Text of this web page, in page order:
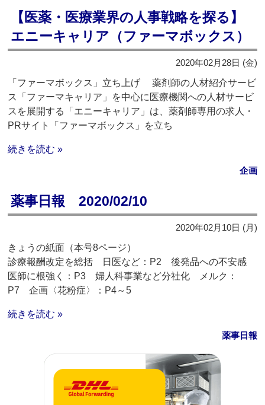
【医薬・医療業界の人事戦略を探る】
エニーキャリア（ファーマボックス）
2020年02月28日 (金)
「ファーマボックス」立ち上げ 薬剤師の人材紹介サービ
ス「ファーマキャリア」を中心に医療機関への人材サービ
スを展開する「エニーキャリア」は、薬剤師専用の求人・
PRサイト「ファーマボックス」を立ち
続きを読む »
企画
薬事日報 2020/02/10
2020年02月10日 (月)
きょうの紙面（本号8ページ）
診療報酬改定を総括 日医など：P2 後発品への不安感
医師に根強く：P3 婦人科事業など分社化 メルク：
P7 企画〈花粉症〉：P4～5
続きを読む »
薬事日報